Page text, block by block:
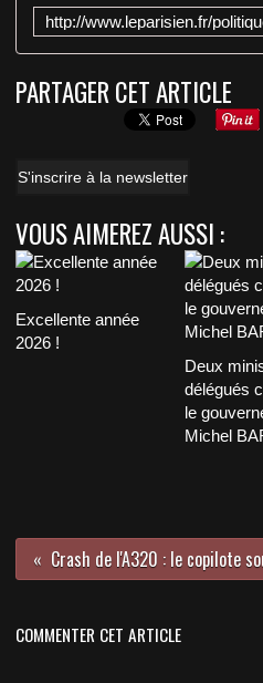
PARTAGER CET ARTICLE
S'inscrire à la newsletter
VOUS AIMEREZ AUSSI :
Excellente année
2026 !
Deux
délégués
le
Michel
COMMENTER CET ARTICLE